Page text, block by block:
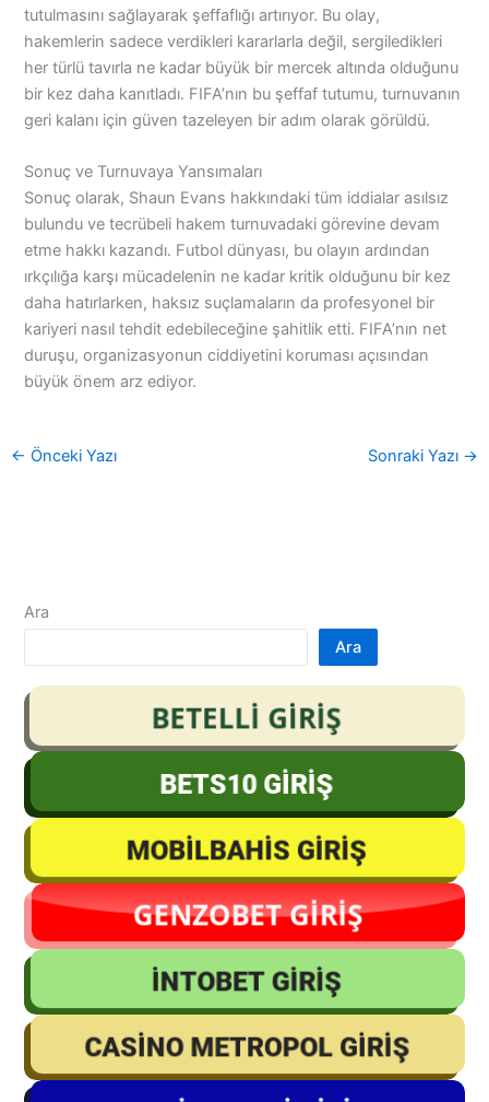
tutulmasını sağlayarak şeffaflığı artırıyor. Bu olay,
hakemlerin sadece verdikleri kararlarla değil, sergiledikleri
her türlü tavırla ne kadar büyük bir mercek altında olduğunu
bir kez daha kanıtladı. FIFA’nın bu şeffaf tutumu, turnuvanın
geri kalanı için güven tazeleyen bir adım olarak görüldü.
Sonuç ve Turnuvaya Yansımaları
Sonuç olarak, Shaun Evans hakkındaki tüm iddialar asılsız
bulundu ve tecrübeli hakem turnuvadaki görevine devam
etme hakkı kazandı. Futbol dünyası, bu olayın ardından
ırkçılığa karşı mücadelenin ne kadar kritik olduğunu bir kez
daha hatırlarken, haksız suçlamaların da profesyonel bir
kariyeri nasıl tehdit edebileceğine şahitlik etti. FIFA’nın net
duruşu, organizasyonun ciddiyetini koruması açısından
büyük önem arz ediyor.
← Önceki Yazı Sonraki Yazı →
Ara
Ara